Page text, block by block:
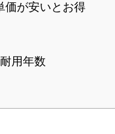
価が安いとお得
用年数